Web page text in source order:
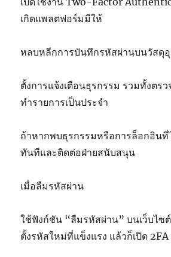
เกิดแพลตฟอร์มมีให้
หลบหลีกการบันทึกรหัสผ่านบนวัสดุ
ตั้งการแจ้งเตือนธุรกรรม รวมทั้งตร
ทำรายการเป็นประจำ
ถ้าหากพบธุรกรรมหรือการล็อกอินที่
ทันทีและติดต่อฝ่ายสนับสนุน
เมื่อลืมรหัสผ่าน
ใช้ฟังก์ชัน “ลืมรหัสผ่าน” บนเว็บไซ
ตั้งรหัสใหม่ที่แข็งแรง แล้วก็เปิด 2FA